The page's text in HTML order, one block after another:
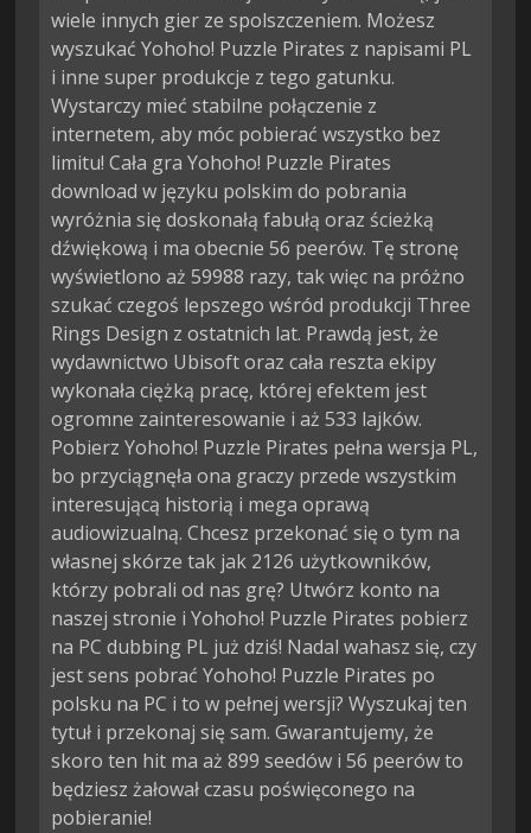
wiele innych gier ze spolszczeniem. Możesz
wyszukać Yohoho! Puzzle Pirates z napisami PL
i inne super produkcje z tego gatunku.
Wystarczy mieć stabilne połączenie z
internetem, aby móc pobierać wszystko bez
limitu! Cała gra Yohoho! Puzzle Pirates
download w języku polskim do pobrania
wyróżnia się doskonałą fabułą oraz ścieżką
dźwiękową i ma obecnie 56 peerów. Tę stronę
wyświetlono aż 59988 razy, tak więc na próżno
szukać czegoś lepszego wśród produkcji Three
Rings Design z ostatnich lat. Prawdą jest, że
wydawnictwo Ubisoft oraz cała reszta ekipy
wykonała ciężką pracę, której efektem jest
ogromne zainteresowanie i aż 533 lajków.
Pobierz Yohoho! Puzzle Pirates pełna wersja PL,
bo przyciągnęła ona graczy przede wszystkim
interesującą historią i mega oprawą
audiowizualną. Chcesz przekonać się o tym na
własnej skórze tak jak 2126 użytkowników,
którzy pobrali od nas grę? Utwórz konto na
naszej stronie i Yohoho! Puzzle Pirates pobierz
na PC dubbing PL już dziś! Nadal wahasz się, czy
jest sens pobrać Yohoho! Puzzle Pirates po
polsku na PC i to w pełnej wersji? Wyszukaj ten
tytuł i przekonaj się sam. Gwarantujemy, że
skoro ten hit ma aż 899 seedów i 56 peerów to
będziesz żałował czasu poświęconego na
pobieranie!